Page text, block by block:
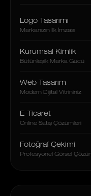
Logo Tasarımı
Markanızın İlk İmzası
Kurumsal Kimlik
Bütünleşik Marka Gücü
Web Tasarım
Modern Dijital Vitrininiz
E-Ticaret
Online Satış Çözümleri
Fotoğraf Çekimi
Profesyonel Görsel